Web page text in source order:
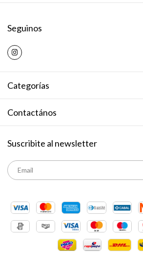
Seguinos
Categorías
Contactános
Suscribite al newsletter